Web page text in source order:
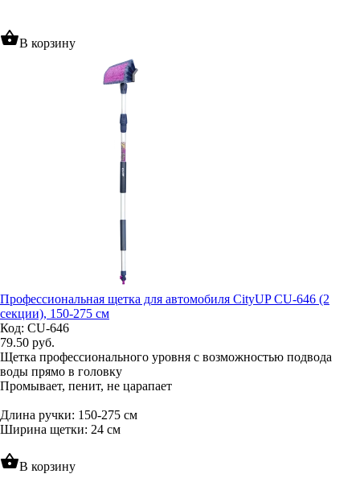
shopping_basketВ корзину
Профессиональная щетка для автомобиля CityUP CU-646 (2
секции), 150-275 см
Код: CU-646
79.50 руб.
Щетка профессионального уровня с возможностью подвода
воды прямо в головку
Промывает, пенит, не царапает
Длина ручки: 150-275 см
Ширина щетки: 24 см
shopping_basketВ корзину